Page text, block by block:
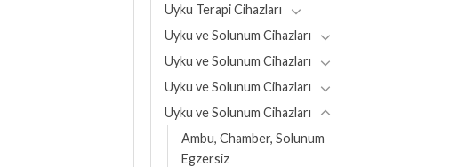
Uyku Terapi Cihazları
Uyku ve Solunum Cihazları
Uyku ve Solunum Cihazları
Uyku ve Solunum Cihazları
Uyku ve Solunum Cihazları
Ambu, Chamber, Solunum
Egzersiz